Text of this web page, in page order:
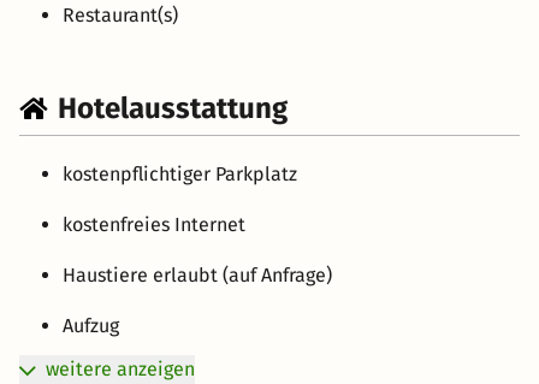
Restaurant(s)
Hotelausstattung
kostenpflichtiger Parkplatz
kostenfreies Internet
Haustiere erlaubt (auf Anfrage)
Aufzug
weitere anzeigen